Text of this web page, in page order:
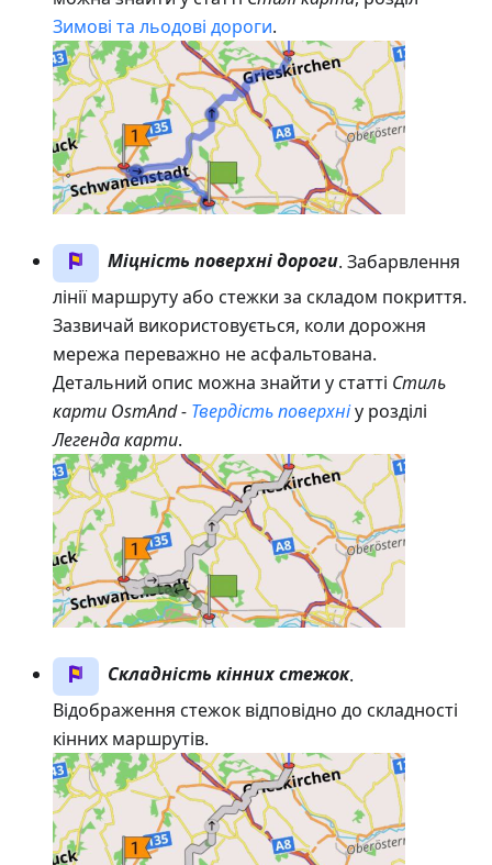
Зимові та льодові дороги.
Міцність поверхні дороги. Забарвлення
лінії маршруту або стежки за складом покриття.
Зазвичай використовується, коли дорожня
мережа переважно не асфальтована.
Детальний опис можна знайти у статті Стиль
карти OsmAnd - Твердість поверхніу розділі
Легенда карти.
Складність кінних стежок.
Відображення стежок відповідно до складності
кінних маршрутів.